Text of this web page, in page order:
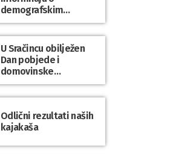
demografskim
mjerama? Sudjelujte u
istraživanju!
U Sračincu obilježen
Dan pobjede i
domovinske
zahvalnosti te Dan
hrvatskih branitelja
Odlični rezultati naših
kajakaša